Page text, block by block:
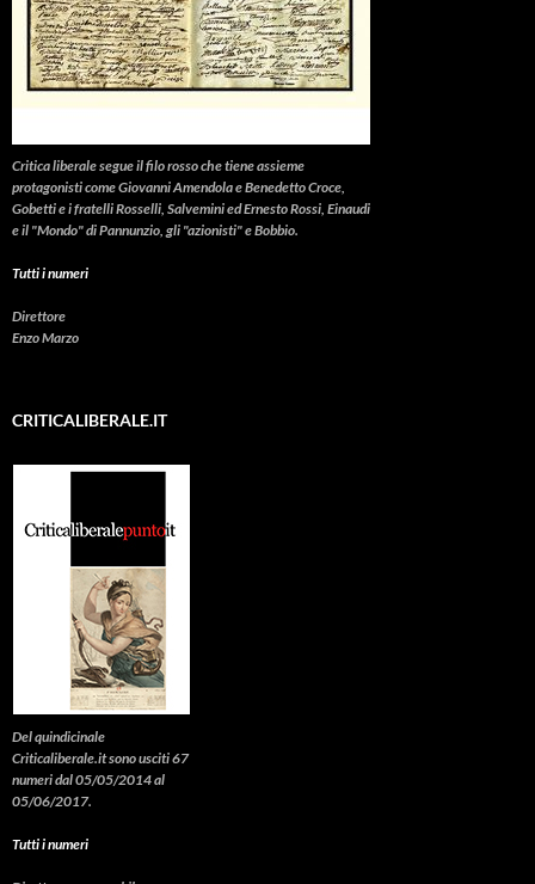
Critica liberalesegue il filo rosso che tiene assieme
protagonisti come Giovanni Amendola e Benedetto Croce,
Gobetti e i fratelli Rosselli, Salvemini ed Ernesto Rossi, Einaudi
e il "Mondo" di Pannunzio, gli "azionisti" e Bobbio.
Tutti i numeri
Direttore
Enzo Marzo
CRITICALIBERALE.IT
Del quindicinale
Criticaliberale.it sono usciti 67
numeri dal 05/05/2014 al
05/06/2017.
Tutti i numeri